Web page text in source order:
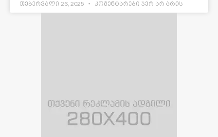
თებერვალი 26, 2025 კომენტარები ჯერ არ არის